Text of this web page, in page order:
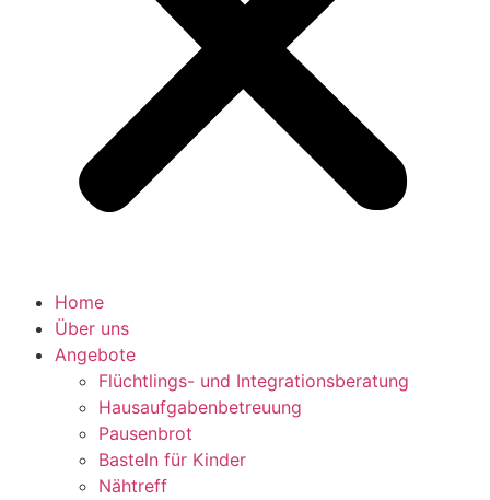
Home
Über uns
Angebote
Flüchtlings- und Integrationsberatung
Hausaufgabenbetreuung
Pausenbrot
Basteln für Kinder
Nähtreff